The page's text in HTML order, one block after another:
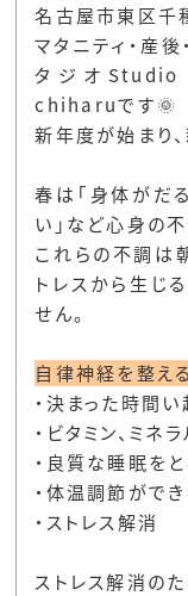
名古屋市東区千
マタニティ・産
タジオStudio
chiharuです🌞
新年度が始まり
春は｢身体がだ
い｣など心身の不
これらの不調は
トレスから生じ
せん。
自律神経を整え
・決まった時間
・ビタミン、ミネ
・良質な睡眠をと
・体温調節がで
・ストレス解消
ストレス解消の